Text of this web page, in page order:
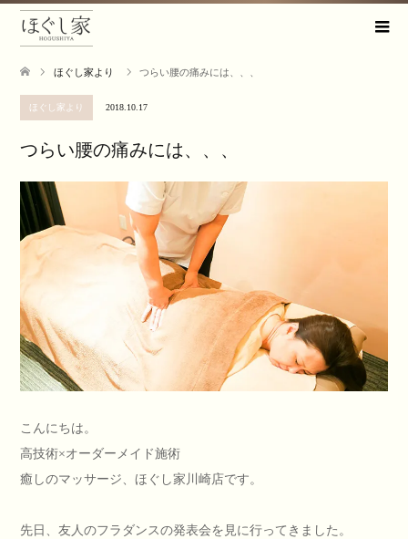
ほぐし家より つらい腰の痛みには、、、
ほぐし家より 2018.10.17
つらい腰の痛みには、、、
こんにちは。
高技術×オーダーメイド施術
癒しのマッサージ、ほぐし家川崎店です。
先日、友人のフラダンスの発表会を見に行ってきました。